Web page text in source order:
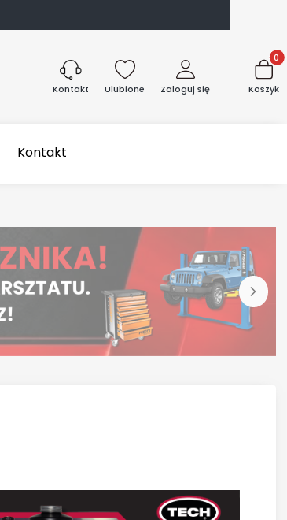
Kontakt Ulubione Zaloguj się Koszyk
Kontakt